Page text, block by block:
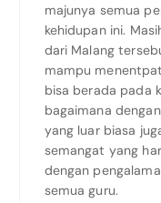
majunya semua
kehidupan ini.
dari Malang
mampu
bisa berada pada
bagaimana
yang luar biasa
semangat yang
dengan
semua guru.